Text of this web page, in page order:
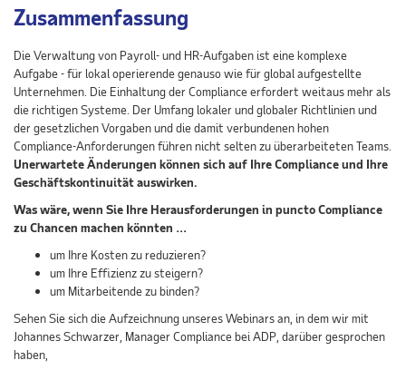
Zusammenfassung
Die Verwaltung von Payroll- und HR-Aufgaben ist eine komplexe
Aufgabe - für lokal operierende genauso wie für global aufgestellte
Unternehmen. Die Einhaltung der Compliance erfordert weitaus mehr als
die richtigen Systeme. Der Umfang lokaler und globaler Richtlinien und
der gesetzlichen Vorgaben und die damit verbundenen hohen
Compliance-Anforderungen führen nicht selten zu überarbeiteten Teams.
Unerwartete Änderungen können sich auf Ihre Compliance und Ihre
Geschäftskontinuität auswirken.
Was wäre, wenn Sie Ihre Herausforderungen in puncto Compliance
zu Chancen machen könnten …
um Ihre Kosten zu reduzieren?
um Ihre Effizienz zu steigern?
um Mitarbeitende zu binden?
Sehen Sie sich die Aufzeichnung unseres Webinars an, in dem wir mit
Johannes Schwarzer, Manager Compliance bei ADP, darüber gesprochen
haben,